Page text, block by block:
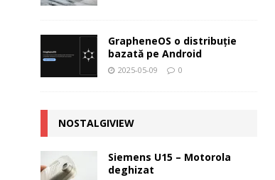
GrapheneOS o distribuție
bazată pe Android
2025-05-09 0
NOSTALGIVIEW
Siemens U15 – Motorola
deghizat